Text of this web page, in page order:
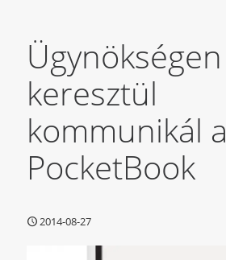
Ügynökségen
keresztül
kommunikál a
PocketBook
2014-08-27